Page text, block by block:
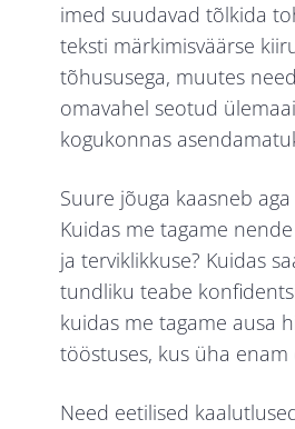
imed suudavad tõlkida
teksti märkimisväärse
tõhususega, muutes
omavahel seotud
kogukonnas
Suure jõuga kaasneb
Kuidas me tagame
ja terviklikkuse? Kuidas
tundliku teabe
kuidas me tagame ausa
tööstuses, kus üha
Need eetilised